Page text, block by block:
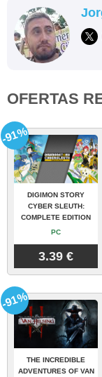
OFERTAS
DIGIMON STORY
CYBER SLEUTH:
COMPLETE EDITION
PC
3.39 €
-91%
THE INCREDIBLE
ADVENTURES OF VAN
-91%